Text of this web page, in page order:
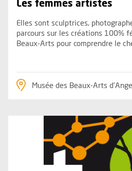
Les femmes artistes
Elles sont sculptrices,
parcours sur les créations 100%
Beaux-Arts pour comprendre le
Musée des Beaux-Arts
Plus d'information sur